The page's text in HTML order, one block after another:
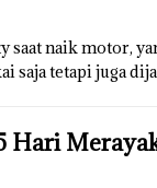
saat naik motor,
saja tetapi juga
Hari